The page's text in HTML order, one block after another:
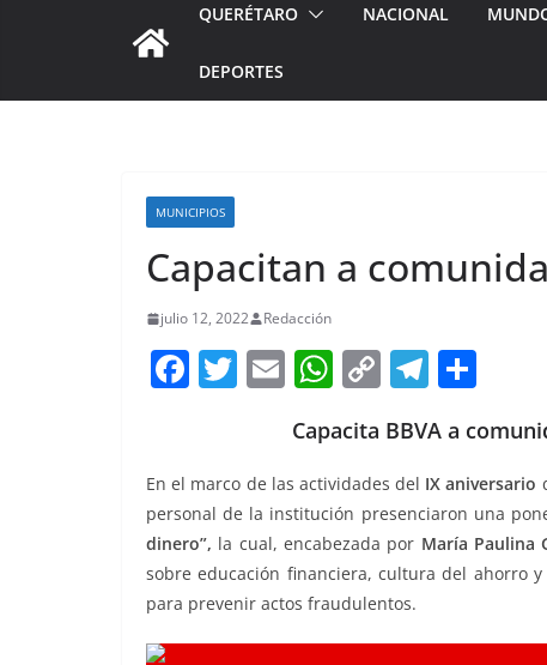
QUERÉTARO NACIONAL
DEPORTES
MUNICIPIOS
Capacitan a
julio 12, 2022 Redacción
F
e
b
o
o
k
T
er
E
ai
l
W
at
s
A
p
p
C
p
y
Li
n
k
T
e
gr
a
m
ar
e
Capacita BBVA a
En el marco de las actividades del IX aniversario
personal de la institución presenciaron una
dinero”, la cual, encabezada por María Paulina
sobre educación financiera, cultura del ahorro
para prevenir actos fraudulentos.